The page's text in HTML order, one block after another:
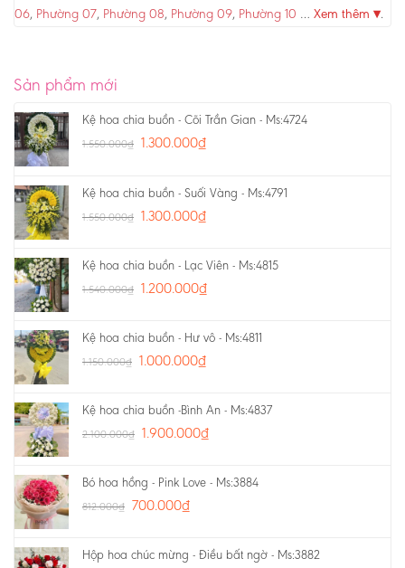
06, Phường 07, Phường 08, Phường 09, Phường 10 … Xem thêm ▾.
Sản phẩm mới
Kệ hoa chia buồn - Cõi Trần Gian - Ms:4724
1.550.000₫ 1.300.000₫
Kệ hoa chia buồn - Suối Vàng - Ms:4791
1.550.000₫ 1.300.000₫
Kệ hoa chia buồn - Lạc Viên - Ms:4815
1.540.000₫ 1.200.000₫
Kệ hoa chia buồn - Hư vô - Ms:4811
1.150.000₫ 1.000.000₫
Kệ hoa chia buồn -Bình An - Ms:4837
2.100.000₫ 1.900.000₫
Bó hoa hồng - Pink Love - Ms:3884
812.000₫ 700.000₫
Hộp hoa chúc mừng - Điều bất ngờ - Ms:3882